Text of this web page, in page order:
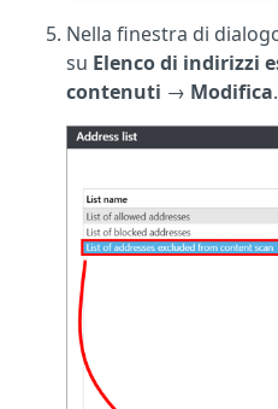
Nella finestra di
su Elenco di indirizzi
contenuti → Modifica.